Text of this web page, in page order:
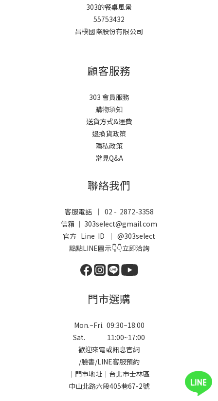
303的餐桌風景
55753432
昌樸國際股份有限公司
顧客服務
303 會員服務
購物須知
送貨方式&運費
退換貨政策
隱私政策
常見Q&A
聯絡我們
客服電話 ｜ 02 - 2872-3358
信箱 ｜ 303select@gmail.com
官方 Line ID ｜ @303select
點點LINE圖示👇👇立即洽詢
門市選購
Mon.~Fri. 09:30~18:00
Sat. 11:00~17:00
歡迎來電或訊息官網
/臉書/LINE客服預約
｜門市地址｜台北市士林區
中山北路六段405巷67-2號